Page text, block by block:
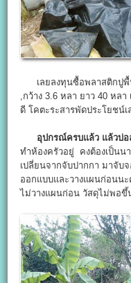
เลยลงทุนซื้อพลาสติกปูพื้
,กว้าง 3.6 หลา ยาว 40 หล
ดี โคตะระสารพัดประโยชน์เ
อุปกรณ์ครบแล้ว แล้วบ่อ
ทำห้องครัวอยู่ คงต้องเป็นน
เปลี่ยนจากจับปากกา มาจับ
ออกแบบและวางแผนก่อนนะ
ไม่วางแผนก่อน วัสดุไม่พอ